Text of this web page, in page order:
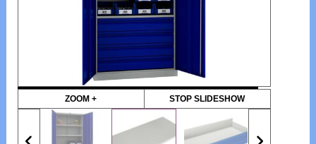
ZOOM + STOP SLIDESHOW